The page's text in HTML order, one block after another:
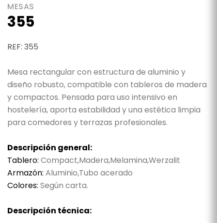
MESAS
355
REF: 355
Mesa rectangular con estructura de aluminio y
diseño robusto, compatible con tableros de madera
y compactos. Pensada para uso intensivo en
hostelería, aporta estabilidad y una estética limpia
para comedores y terrazas profesionales.
Descripción general:
Tablero: Compact,Madera,Melamina,Werzalit
Armazón: Aluminio,Tubo acerado
Colores: Según carta.
Descripción técnica: